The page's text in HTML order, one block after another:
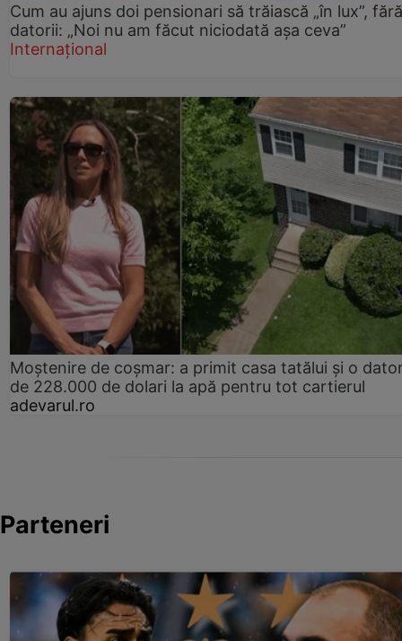
Cum au ajuns doi pensionari să trăiască „în lux”, fără
datorii: „Noi nu am făcut niciodată așa ceva”
Internațional
Moștenire de coșmar: a primit casa tatălui și o
de 228.000 de dolari la apă pentru tot cartierul
adevarul.ro
Parteneri